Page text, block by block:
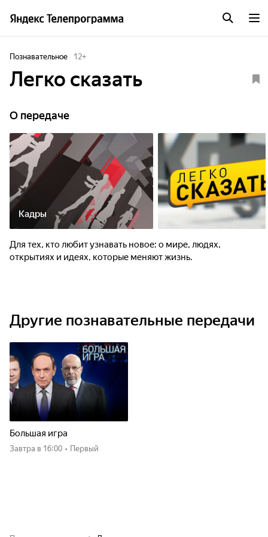
Познавательное 12+
Легко сказать
О передаче
Кадры
Для тех, кто любит узнавать новое: о мире, людях,
открытиях и идеях, которые меняют жизнь.
Другие познавательные передачи
Большая игра
Завтра в 16:00 • Первый